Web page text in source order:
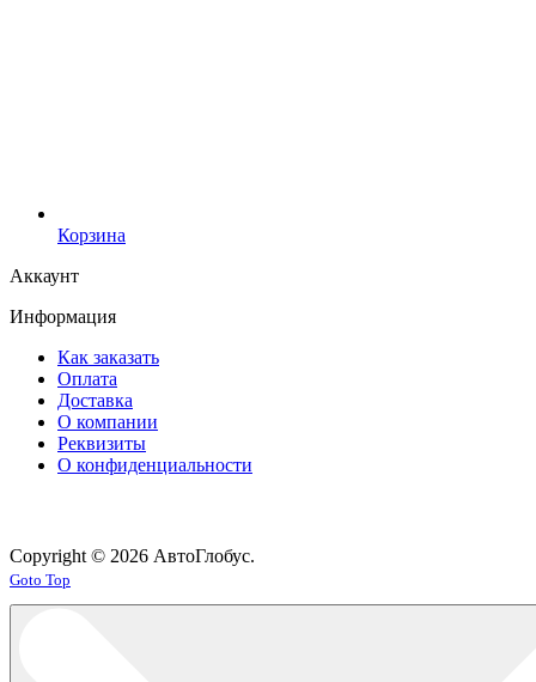
Корзина
Аккаунт
Информация
Как заказать
Оплата
Доставка
О компании
Реквизиты
О конфиденциальности
Copyright © 2026 АвтоГлобус.
Joomla! 3 Templates
Goto Top